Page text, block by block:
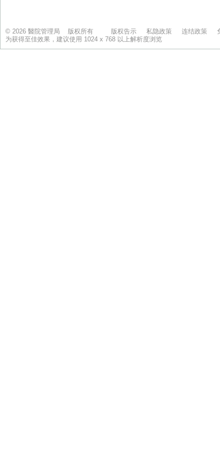
© 2026 醫院管理局 版权所有 版权告示 私隐政策 连结政策
为获得至佳效果，建议使用 1024 x 768 以上解析度浏览